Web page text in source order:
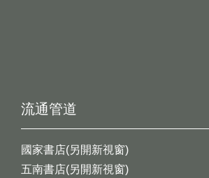
流通管道
國家書店(另開新視窗)
五南書店(另開新視窗)